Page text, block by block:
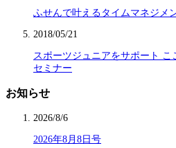
ふせんで叶えるタイムマネジメ
2018/05/21
スポーツジュニアをサポート
セミナー
お知らせ
2026/8/6
2026年8月8日号